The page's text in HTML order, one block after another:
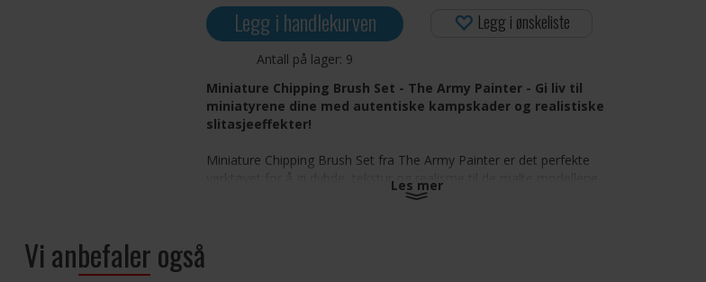
Legg i handlekurven
Antall på lager: 9
Legg i ønskeliste
Miniature Chipping Brush Set - The Army Painter - Gi liv til
miniatyrene dine med autentiske kampskader og realistiske
slitasjeeffekter!
Miniature Chipping Brush Set fra The Army Painter er det perfekte
verktøyet for å gi dybde, tekstur og realisme til de malte modellene
dine. Disse slitesterke børstene er tilgjengelige i to allsidige størrelser,
Les mer
Vi anbefaler også